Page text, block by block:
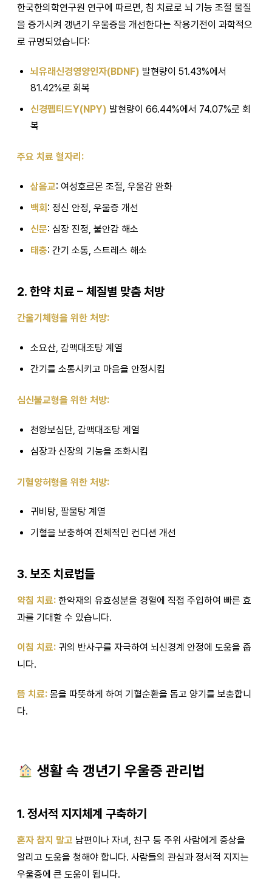
한국한의학연구원 연구에 따르면, 침 치료로 뇌 기능 조절 물질
을 증가시켜 갱년기 우울증을 개선한다는 작용기전이 과학적으
로 규명되었습니다:
뇌유래신경영양인자(BDNF) 발현량이 51.43%에서
81.42%로 회복
신경펩티드Y(NPY) 발현량이 66.44%에서 74.07%로 회
복
주요 치료 혈자리:
삼음교: 여성호르몬 조절, 우울감 완화
백회 : 정신 안정, 우울증 개선
신문: 심장 진정, 불안감 해소
태충: 간기 소통, 스트레스 해소
2. 한약 치료 – 체질별 맞춤 처방
간울기체형을 위한 처방:
소요산, 감맥대조탕 계열
간기를 소통시키고 마음을 안정시킴
심신불교형을 위한 처방:
천왕보심단, 감맥대조탕 계열
심장과 신장의 기능을 조화시킴
기혈양허형을 위한 처방:
귀비탕, 팔물탕 계열
기혈을 보충하여 전체적인 컨디션 개선
3. 보조 치료법들
약침 치료: 한약재의 유효성분을 경혈에 직접 주입하여 빠른 효
과를 기대할 수 있습니다.
이침 치료: 귀의 반사구를 자극하여 뇌신경계 안정에 도움을 줍
니다.
뜸 치료: 몸을 따뜻하게 하여 기혈순환을 돕고 양기를 보충합니
다.
생활 속 갱년기 우울증 관리법
1. 정서적 지지체계 구축하기
혼자 참지 말고 남편이나 자녀, 친구 등 주위 사람에게 증상을
알리고 도움을 청해야 합니다. 사람들의 관심과 정서적 지지는
우울증에 큰 도움이 됩니다.